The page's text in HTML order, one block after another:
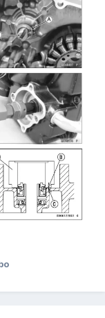
y demas